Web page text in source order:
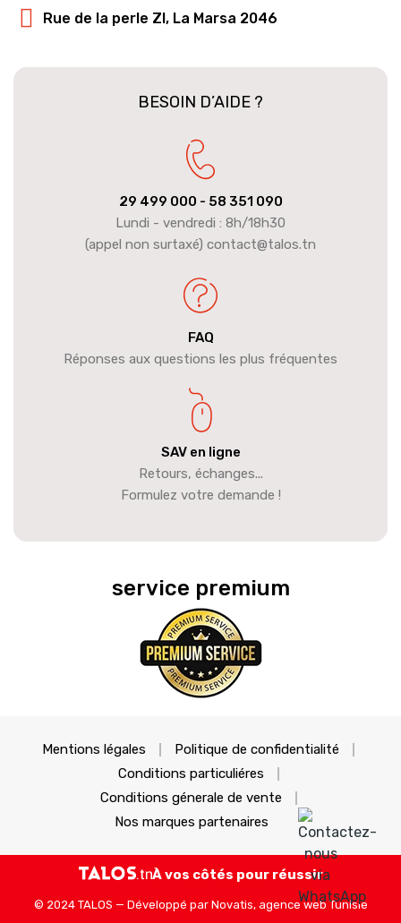
Rue de la perle ZI, La Marsa 2046
BESOIN D’AIDE ?
29 499 000 - 58 351 090
Lundi - vendredi : 8h/18h30
(appel non surtaxé) contact@talos.tn
FAQ
Réponses aux questions les plus fréquentes
SAV en ligne
Retours, échanges...
Formulez votre demande !
service premium
Mentions légales
Politique de confidentialité
Conditions particuliéres
Conditions génerale de vente
Nos marques partenaires
À vos côtés pour réussir
© 2024 TALOS — Développé par Novatis, agence web Tunisie